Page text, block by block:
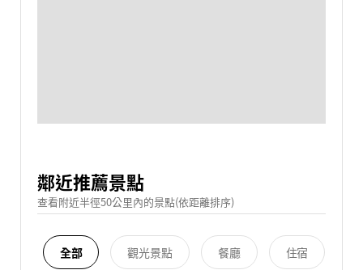
鄰近推薦景點
查看附近半徑50公里內的景點(依距離排序)
全部 觀光景點 餐廳 住宿